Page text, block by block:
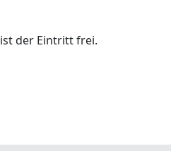
der Eintritt frei.